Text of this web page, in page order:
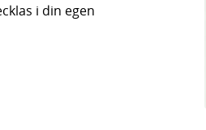
i din egen